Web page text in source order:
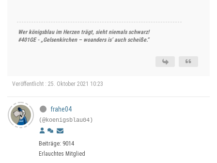
Wer königsblau im Herzen trägt, sieht niemals schwarz!
#401GE - „Gelsenkirchen – woanders is’ auch scheiße.“
Veröffentlicht : 25. Oktober 2021 10:23
frahe04
(@koenigsblau04)
Beiträge: 9014
Erlauchtes Mitglied